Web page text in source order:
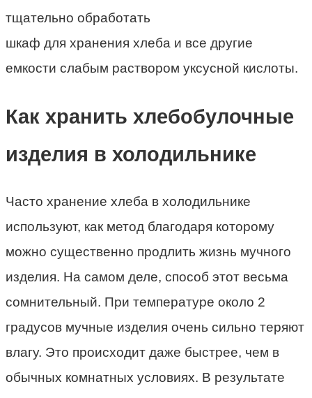
тщательно обработать
шкаф для хранения хлеба и все другие
емкости слабым раствором уксусной кислоты.
Как хранить хлебобулочные
изделия в холодильнике
Часто хранение хлеба в холодильнике
используют, как метод благодаря которому
можно существенно продлить жизнь мучного
изделия. На самом деле, способ этот весьма
сомнительный. При температуре около 2
градусов мучные изделия очень сильно теряют
влагу. Это происходит даже быстрее, чем в
обычных комнатных условиях. В результате